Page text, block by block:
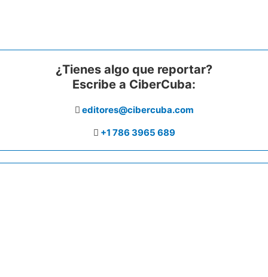
¿Tienes algo que reportar?
Escribe a CiberCuba:
editores@cibercuba.com
+1 786 3965 689